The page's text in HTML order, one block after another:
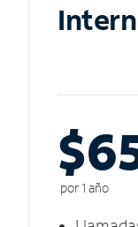
por 1 año